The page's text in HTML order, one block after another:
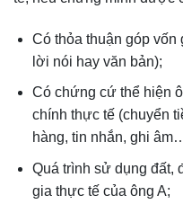
Có thỏa thuận góp vốn
lời nói hay văn bản);
Có chứng cứ thể hiện
chính thực tế (chuyển
hàng, tin nhắn, ghi
Quá trình sử dụng đất,
gia thực tế của ông A;